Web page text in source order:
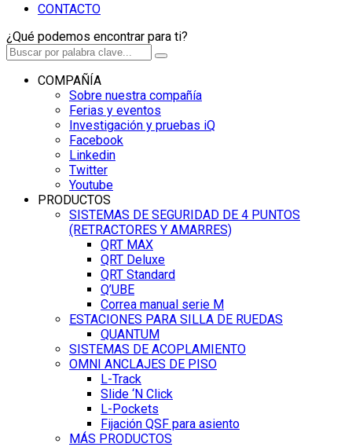
CONTACTO
¿Qué podemos encontrar para ti?
COMPAÑÍA
Sobre nuestra compañía
Ferias y eventos
Investigación y pruebas iQ
Facebook
Linkedin
Twitter
Youtube
PRODUCTOS
SISTEMAS DE SEGURIDAD DE 4 PUNTOS
(RETRACTORES Y AMARRES)
QRT MAX
QRT Deluxe
QRT Standard
Q’UBE
Correa manual serie M
ESTACIONES PARA SILLA DE RUEDAS
QUANTUM
SISTEMAS DE ACOPLAMIENTO
OMNI ANCLAJES DE PISO
L-Track
Slide ‘N Click
L-Pockets
Fijación QSF para asiento
MÁS PRODUCTOS